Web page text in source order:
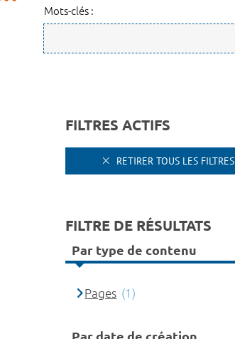
Mots-clés :
FILTRES ACTIFS
RETIRER TOUS LES FILTRES
FILTRE DE RÉSULTATS
Par type de contenu
Pages (1)